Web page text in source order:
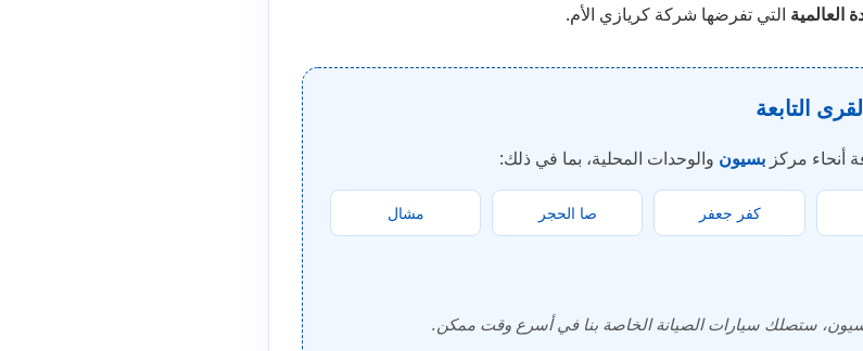
العالمية التي تفرضها شركة كريازي الأم.
التابعة
أنحاء مركزبسيون والوحدات المحلية، بما في ذلك:
كفر جعفر صا الحجر مشال
ستصلك سيارات الصيانة الخاصة بنا في أسرع وقت ممكن.